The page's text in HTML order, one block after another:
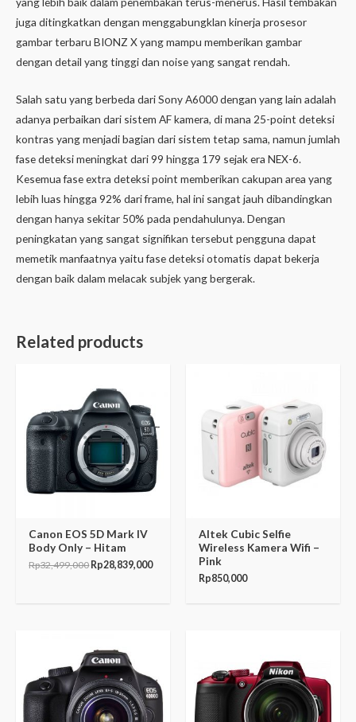
juga ditingkatkan dengan menggabungklan kinerja prosesor
gambar terbaru BIONZ X yang mampu memberikan gambar
dengan detail yang tinggi dan noise yang sangat rendah.
Salah satu yang berbeda dari Sony A6000 dengan yang lain adalah
adanya perbaikan dari sistem AF kamera, di mana 25-point deteksi
kontras yang menjadi bagian dari sistem tetap sama, namun jumlah
fase deteksi meningkat dari 99 hingga 179 sejak era NEX-6.
Kesemua fase extra deteksi point memberikan cakupan area yang
lebih luas hingga 92% dari frame, hal ini sangat jauh dibandingkan
dengan hanya sekitar 50% pada pendahulunya. Dengan
peningkatan yang sangat signifikan tersebut pengguna dapat
memetik manfaatnya yaitu fase deteksi otomatis dapat bekerja
dengan baik dalam melacak subjek yang bergerak.
Related products
Canon EOS 5D Mark IV
Body Only – Hitam
Rp32,499,000
was:
Rp32,499,000.
Rp28,839,000
Altek Cubic Selfie
Wireless Kamera Wifi –
Pink
Rp850,000